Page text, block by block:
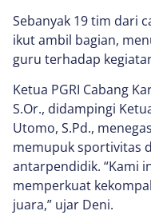
Sebanyak 19 tim dari
ikut ambil bagian,
guru terhadap
Ketua PGRI Cabang
S.Or., didampingi
Utomo, S.Pd.,
memupuk sportivitas
antarpendidik. “Kami
memperkuat
juara,” ujar Deni.